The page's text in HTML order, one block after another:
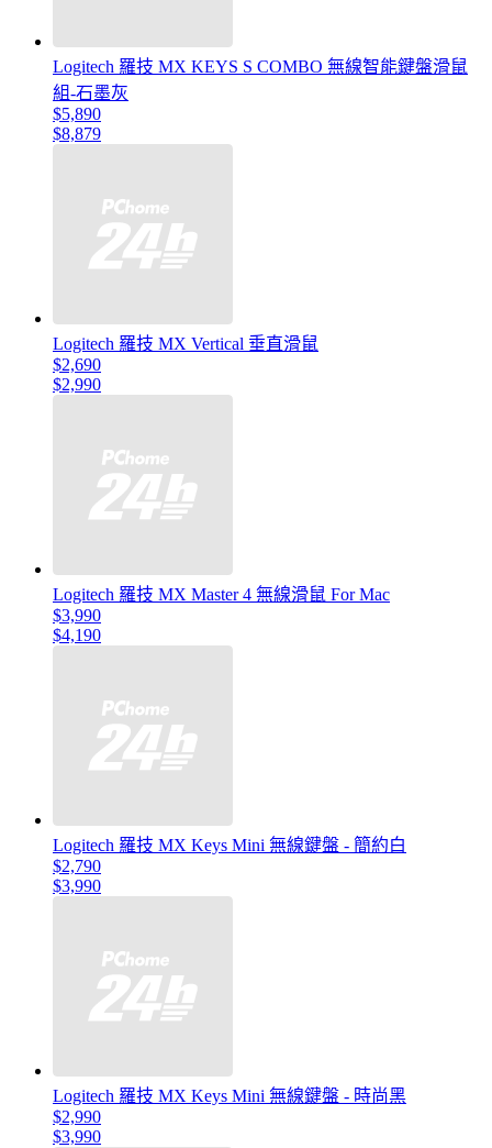
Logitech 羅技 MX KEYS S COMBO 無線智能鍵盤滑鼠
組-石墨灰
$5,890
$8,879
Logitech 羅技 MX Vertical 垂直滑鼠
$2,690
$2,990
Logitech 羅技 MX Master 4 無線滑鼠 For Mac
$3,990
$4,190
Logitech 羅技 MX Keys Mini 無線鍵盤 - 簡約白
$2,790
$3,990
Logitech 羅技 MX Keys Mini 無線鍵盤 - 時尚黑
$2,990
$3,990